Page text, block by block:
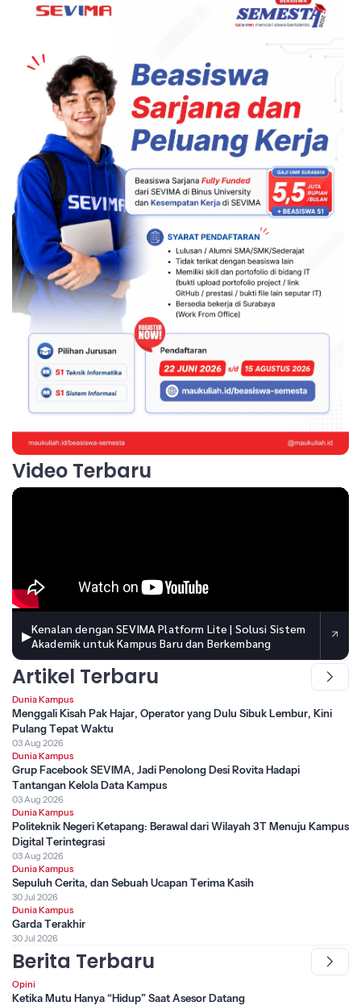
Video Terbaru
▶Kenalan dengan SEVIMA Platform Lite | Solusi Sistem
Akademik untuk Kampus Baru dan Berkembang
Artikel Terbaru
Dunia Kampus
Menggali Kisah Pak Hajar, Operator yang Dulu Sibuk Lembur, Kini
Pulang Tepat Waktu
03 Aug 2026
Dunia Kampus
Grup Facebook SEVIMA, Jadi Penolong Desi Rovita Hadapi
Tantangan Kelola Data Kampus
03 Aug 2026
Dunia Kampus
Politeknik Negeri Ketapang: Berawal dari Wilayah 3T Menuju Kampus
Digital Terintegrasi
03 Aug 2026
Dunia Kampus
Sepuluh Cerita, dan Sebuah Ucapan Terima Kasih
30 Jul 2026
Dunia Kampus
Garda Terakhir
30 Jul 2026
Berita Terbaru
Opini
Ketika Mutu Hanya “Hidup” Saat Asesor Datang